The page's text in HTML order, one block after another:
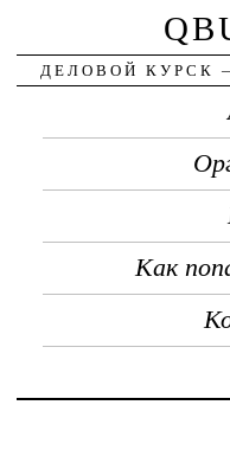
ДЕЛОВОЙ КУРСК
Как